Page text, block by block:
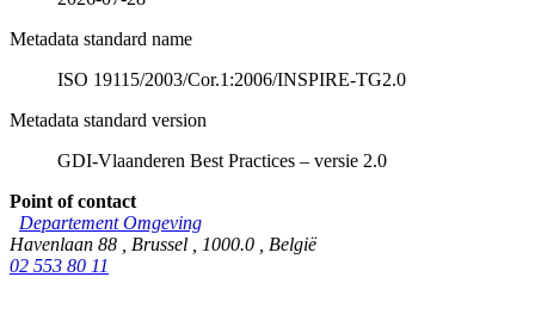
Metadata standard name
ISO 19115/2003/Cor.1:2006/INSPIRE-TG2.0
Metadata standard version
GDI-Vlaanderen Best Practices – versie 2.0
Point of contact
Departement Omgeving
Havenlaan 88
Brussel 1000.0
België
02 553 80 11